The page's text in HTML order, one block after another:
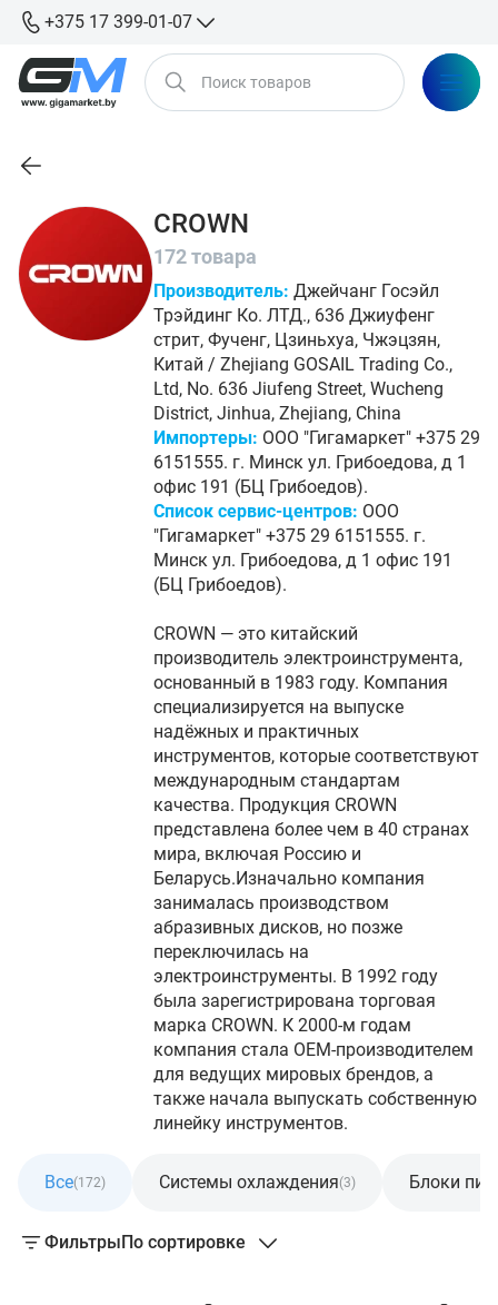
+375 17 399-01-07
CROWN
172 товара
Производитель: Джейчанг Госэйл
Трэйдинг Ко. ЛТД., 636 Джиуфенг
стрит, Фученг, Цзиньхуа, Чжэцзян,
Китай / Zhejiang GOSAIL Trading Co.,
Ltd, No. 636 Jiufeng Street, Wucheng
District, Jinhua, Zhejiang, China
Импортеры: ООО "Гигамаркет" +375 29
6151555. г. Минск ул. Грибоедова, д 1
офис 191 (БЦ Грибоедов).
Список сервис-центров: ООО
"Гигамаркет" +375 29 6151555. г.
Минск ул. Грибоедова, д 1 офис 191
(БЦ Грибоедов).
CROWN — это китайский
производитель электроинструмента,
основанный в 1983 году. Компания
специализируется на выпуске
надёжных и практичных
инструментов, которые соответствуют
международным стандартам
качества. Продукция CROWN
представлена более чем в 40 странах
мира, включая Россию и
Беларусь.Изначально компания
занималась производством
абразивных дисков, но позже
переключилась на
электроинструменты. В 1992 году
была зарегистрирована торговая
марка CROWN. К 2000-м годам
компания стала OEM-производителем
для ведущих мировых брендов, а
также начала выпускать собственную
линейку инструментов.
Все(172) Системы охлаждения(3) Блоки
ФильтрыПо сортировке